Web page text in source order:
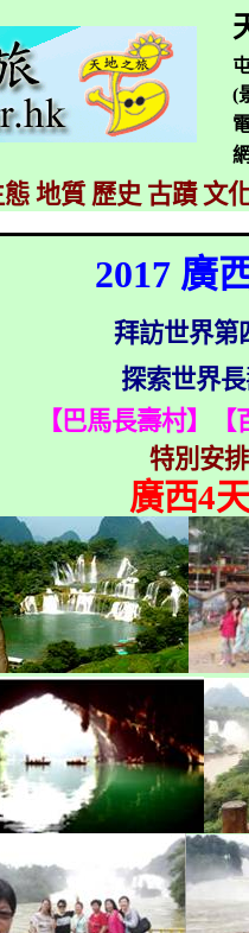
(
態 地質 歷史 古蹟 文
2017 廣
拜訪世界第
探索世界
【巴馬長壽村】
特別安
廣西4